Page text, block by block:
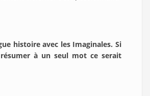
histoire avec les Imaginales. Si
à un seul mot ce serait